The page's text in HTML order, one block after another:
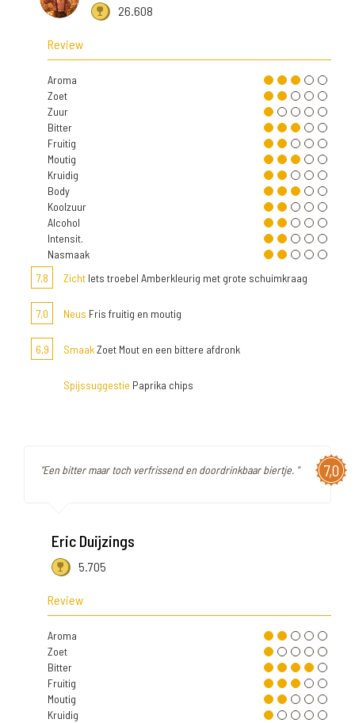
26.608
Review
Aroma
Zoet
Zuur
Bitter
Fruitig
Moutig
Kruidig
Body
Koolzuur
Alcohol
Intensit.
Nasmaak
7,8
Zicht Iets troebel Amberkleurig met grote schuimkraag
7,0 Neus Fris fruitig en moutig
6,9 SmaakZoet Mout en een bittere afdronk
Spijssuggestie Paprika chips
7,0
"Een bitter maar toch verfrissend en doordrinkbaar biertje. "
Eric Duijzings
5.705
Review
Aroma
Zoet
Bitter
Fruitig
Moutig
Kruidig